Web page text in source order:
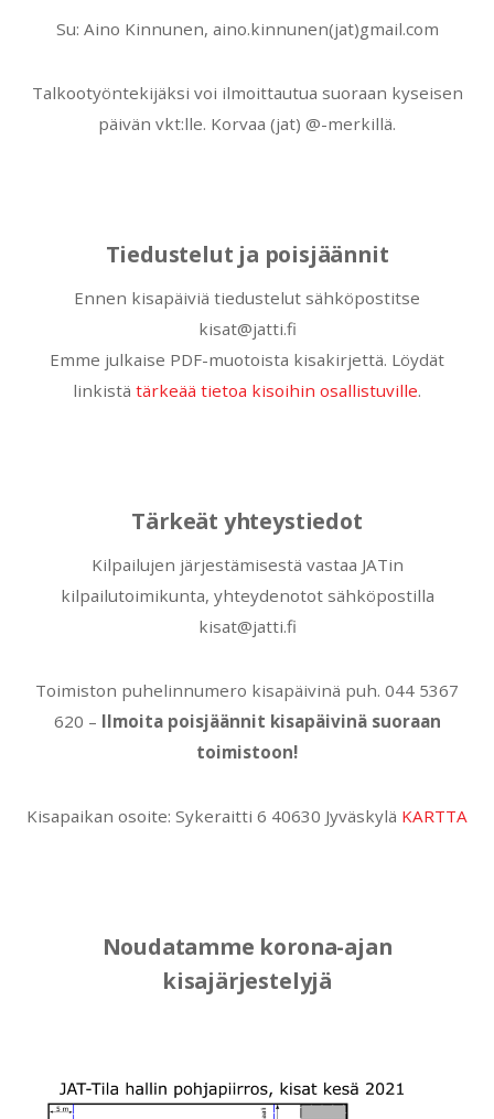
Su: Aino Kinnunen, aino.kinnunen(jat)gmail.com
Talkootyöntekijäksi voi ilmoittautua suoraan kyseisen
päivän vkt:lle. Korvaa (jat) @-merkillä.
Tiedustelut ja poisjäännit
Ennen kisapäiviä tiedustelut sähköpostitse
kisat@jatti.fi
Emme julkaise PDF-muotoista kisakirjettä. Löydät
linkistä tärkeää tietoa kisoihin osallistuville.
Tärkeät yhteystiedot
Kilpailujen järjestämisestä vastaa JATin
kilpailutoimikunta, yhteydenotot sähköpostilla
kisat@jatti.fi
Toimiston puhelinnumero kisapäivinä puh. 044 5367
620 – Ilmoita poisjäännit kisapäivinä suoraan
toimistoon!
Kisapaikan osoite: Sykeraitti 6 40630 Jyväskylä KARTTA
Noudatamme korona-ajan
kisajärjestelyjä